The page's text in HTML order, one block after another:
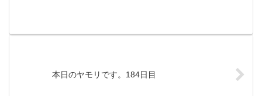
本日のヤモリです。184日目